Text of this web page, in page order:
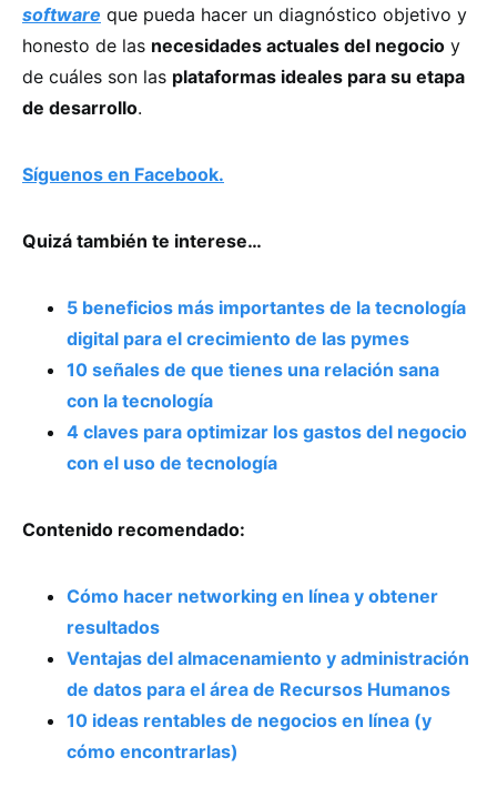
software que pueda hacer un diagnóstico objetivo y
honesto de las necesidades actuales del negocio y
de cuáles son las plataformas ideales para su etapa
de desarrollo.
Síguenos en Facebook.
Quizá también te interese…
5 beneficios más importantes de la tecnología
digital para el crecimiento de las pymes
10 señales de que tienes una relación sana
con la tecnología
4 claves para optimizar los gastos del negocio
con el uso de tecnología
Contenido recomendado:
Cómo hacer networking en línea y obtener
resultados
Ventajas del almacenamiento y administración
de datos para el área de Recursos Humanos
10 ideas rentables de negocios en línea (y
cómo encontrarlas)